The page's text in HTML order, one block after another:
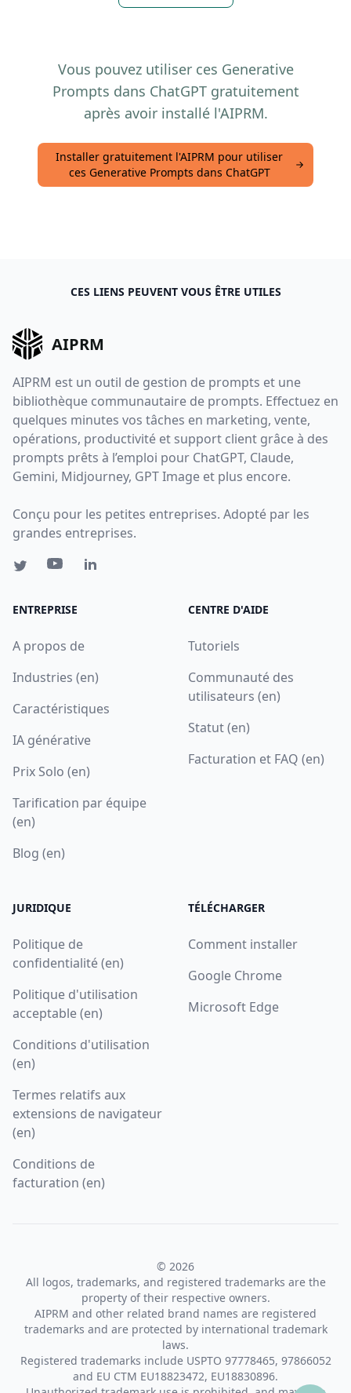
Vous pouvez utiliser ces Generative
Prompts dans ChatGPT gratuitement
après avoir installé l'AIPRM.
Installer gratuitement l'AIPRM pour utiliser
ces Generative Prompts dans ChatGPT
CES LIENS PEUVENT VOUS ÊTRE UTILES
AIPRM
AIPRM est un outil de gestion de prompts et une
bibliothèque communautaire de prompts. Effectuez en
quelques minutes vos tâches en marketing, vente,
opérations, productivité et support client grâce à des
prompts prêts à l’emploi pour ChatGPT, Claude,
Gemini, Midjourney, GPT Image et plus encore.
Conçu pour les petites entreprises. Adopté par les
grandes entreprises.
ENTREPRISE
A propos de
Industries (en)
Caractéristiques
IA générative
Prix Solo (en)
Tarification par équipe
(en)
Blog (en)
CENTRE D'AIDE
Tutoriels
Communauté des
utilisateurs (en)
Statut (en)
Facturation et FAQ (en)
JURIDIQUE
Politique de
confidentialité (en)
Politique d'utilisation
acceptable (en)
Conditions d'utilisation
(en)
Termes relatifs aux
extensions de navigateur
(en)
Conditions de
facturation (en)
TÉLÉCHARGER
Comment installer
Google Chrome
Microsoft Edge
© 2026
All logos, trademarks, and registered trademarks are the
property of their respective owners.
AIPRM and other related brand names are registered
trademarks and are protected by international trademark
laws.
Registered trademarks include USPTO 97778465, 97866052
and EU CTM EU18823472, EU18830896.